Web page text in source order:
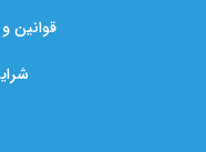
قوانین